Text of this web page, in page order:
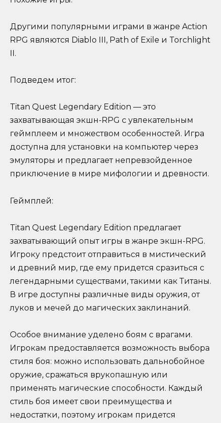
Другими популярными играми в жанре Action
RPG являются Diablo III, Path of Exile и Torchlight
II.
Подведем итог:
Titan Quest Legendary Edition — это
захватывающая экшн-RPG с увлекательным
геймплеем и множеством особенностей. Игра
доступна для установки на компьютер через
эмуляторы и предлагает непревзойденное
приключение в мире мифологии и древности.
Геймплей:
Titan Quest Legendary Edition предлагает
захватывающий опыт игры в жанре экшн-RPG.
Игроку предстоит отправиться в мистический
и древний мир, где ему придется сразиться с
легендарными существами, такими как Титаны.
В игре доступны различные виды оружия, от
луков и мечей до магических заклинаний.
Особое внимание уделено боям с врагами.
Игрокам предоставляется возможность выбора
стиля боя: можно использовать дальнобойное
оружие, сражаться врукопашную или
применять магические способности. Каждый
стиль боя имеет свои преимущества и
недостатки, поэтому игрокам придется